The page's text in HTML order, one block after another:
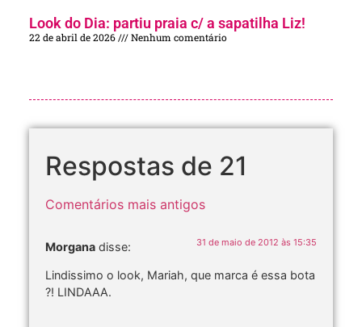
Look do Dia: partiu praia c/ a sapatilha Liz!
22 de abril de 2026 Nenhum comentário
Respostas de 21
Comentários mais antigos
Morgana disse: 31 de maio de 2012 às 15:35
Lindissimo o look, Mariah, que marca é essa bota
?! LINDAAA.